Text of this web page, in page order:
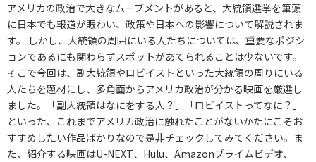
アメリカの政治で大きなムーブメントがあると、大統領選挙を筆頭
に日本でも報道が賑わい、政策や日本への影響について解説されま
す。 しかし、大統領の周囲にいる人たちについては、重要なポジシ
ョンであるにも関わらずスポットがあてられることは少ないです。
そこで今回は、副大統領やロビイストといった大統領の周りにいる
人たちを題材にし、多角面からアメリカ政治が分かる映画を厳選し
ました。「副大統領はなにをする人？」「ロビイストってなに？」
といった、これまでアメリカ政治に触れたことがないかたにこそお
すすめしたい作品ばかりなので是非チェックしてみてください。ま
た、紹介する映画はU-NEXT、Hulu、Amazonプライムビデオ、